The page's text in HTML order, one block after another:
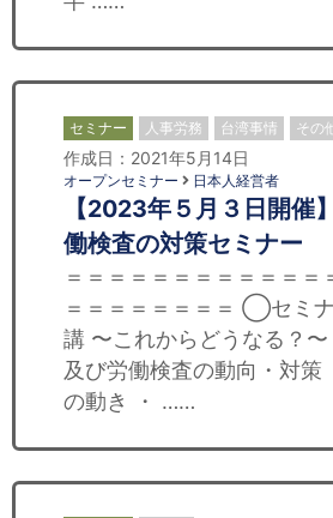
セミナー 人事労務 台湾事情 その
作成日：2021年5月14日
オープンセミナー 日本人経営者
【2023年５月３日開催
働検査の対策セミナー
＝＝＝＝＝＝＝＝＝＝＝＝
＝＝＝＝＝＝＝＝ ◯セミ
講 〜これからどうなる？
及び労働検査の動向・対策
の動き ・ ……